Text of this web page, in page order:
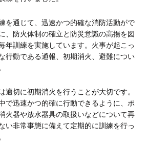
を通じて、迅速かつ的確な消防活動がで
、防火体制の確立と防災意識の高揚を図
年訓練を実施しています。火事が起こっ
行動である通報、初期消火、避難につい
適切に初期消火を行うことが大切です。
で迅速かつ的確に行動できるように、ポ
火器や放水器具の取扱いなどについて再
い非常事態に備えて定期的に訓練を行っ